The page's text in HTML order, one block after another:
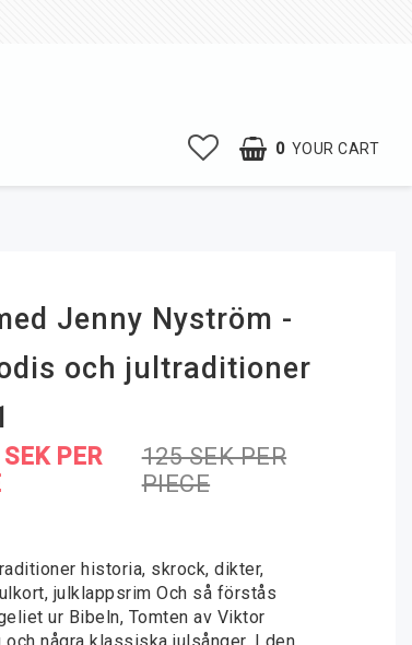
0 YOUR CART
Jenny Nyström -
och jultraditioner
125 SEK PER
PIECE
PER
list of favorites
historia, skrock, dikter,
julklappsrim Och så förstås
ur Bibeln, Tomten av Viktor